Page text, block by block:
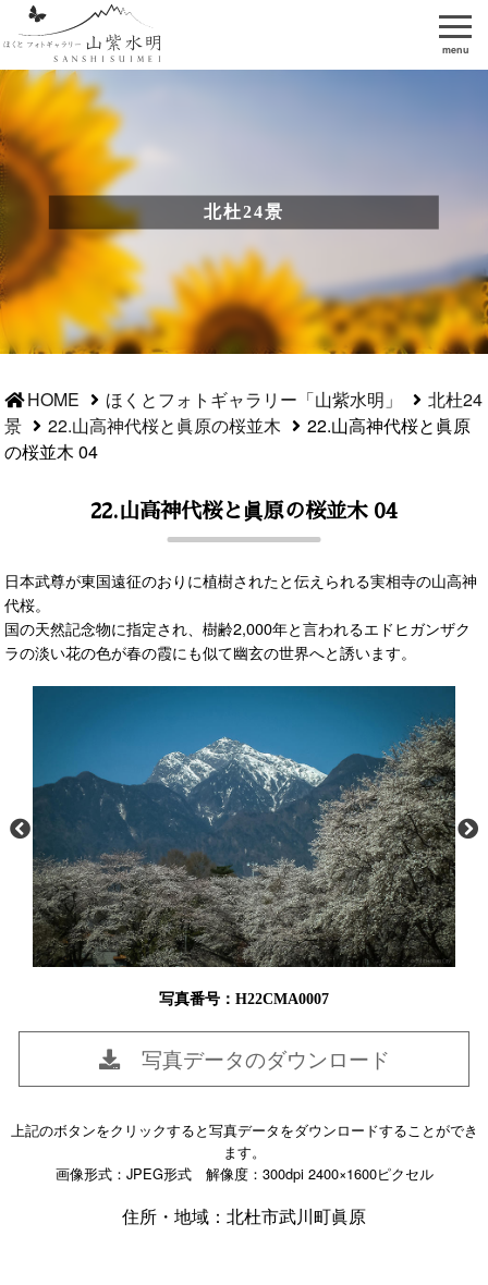
menu
北杜24景
HOME ほくとフォトギャラリー「山紫水明」
北杜24
景
22.山高神代桜と眞原の桜並木
22.山高神代桜と眞原
の桜並木 04
22.山高神代桜と眞原の桜並木 04
日本武尊が東国遠征のおりに植樹されたと伝えられる実相寺の山高神
代桜。
国の天然記念物に指定され、樹齢2,000年と言われるエドヒガンザク
ラの淡い花の色が春の霞にも似て幽玄の世界へと誘います。
写真番号：H22CMA0007
写真データのダウンロード
上記のボタンをクリックすると写真データをダウンロードすることができ
ます。
画像形式：JPEG形式 解像度：300dpi 2400×1600ピクセル
住所・地域：北杜市武川町眞原